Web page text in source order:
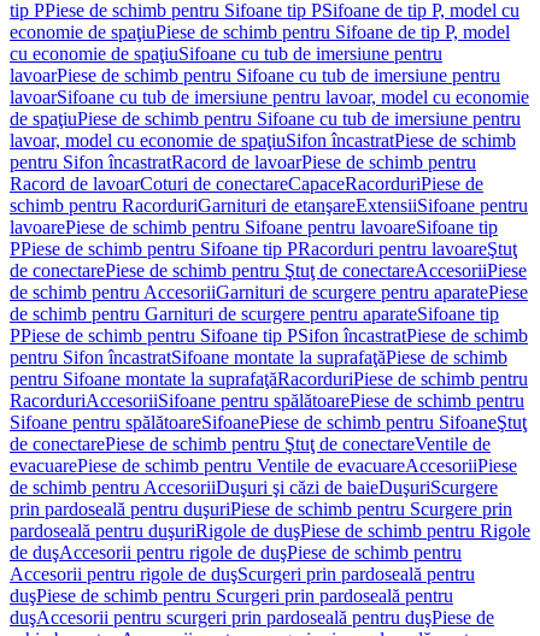
tip PPiese de schimb pentru Sifoane tip PSifoane de tip P, model cu
economie de spaţiuPiese de schimb pentru Sifoane de tip P, model
cu economie de spaţiuSifoane cu tub de imersiune pentru
lavoarPiese de schimb pentru Sifoane cu tub de imersiune pentru
lavoarSifoane cu tub de imersiune pentru lavoar, model cu economie
de spaţiuPiese de schimb pentru Sifoane cu tub de imersiune pentru
lavoar, model cu economie de spaţiuSifon încastratPiese de schimb
pentru Sifon încastratRacord de lavoarPiese de schimb pentru
Racord de lavoarCoturi de conectareCapaceRacorduriPiese de
schimb pentru RacorduriGarnituri de etanşareExtensiiSifoane pentru
lavoarePiese de schimb pentru Sifoane pentru lavoareSifoane tip
PPiese de schimb pentru Sifoane tip PRacorduri pentru lavoareŞtuţ
de conectarePiese de schimb pentru Ştuţ de conectareAccesoriiPiese
de schimb pentru AccesoriiGarnituri de scurgere pentru aparatePiese
de schimb pentru Garnituri de scurgere pentru aparateSifoane tip
PPiese de schimb pentru Sifoane tip PSifon încastratPiese de schimb
pentru Sifon încastratSifoane montate la suprafaţăPiese de schimb
pentru Sifoane montate la suprafaţăRacorduriPiese de schimb pentru
RacorduriAccesoriiSifoane pentru spălătoarePiese de schimb pentru
Sifoane pentru spălătoareSifoanePiese de schimb pentru SifoaneŞtuţ
de conectarePiese de schimb pentru Ştuţ de conectareVentile de
evacuarePiese de schimb pentru Ventile de evacuareAccesoriiPiese
de schimb pentru AccesoriiDuşuri şi căzi de baieDuşuriScurgere
prin pardoseală pentru duşuriPiese de schimb pentru Scurgere prin
pardoseală pentru duşuriRigole de duşPiese de schimb pentru Rigole
de duşAccesorii pentru rigole de duşPiese de schimb pentru
Accesorii pentru rigole de duşScurgeri prin pardoseală pentru
duşPiese de schimb pentru Scurgeri prin pardoseală pentru
duşAccesorii pentru scurgeri prin pardoseală pentru duşPiese de